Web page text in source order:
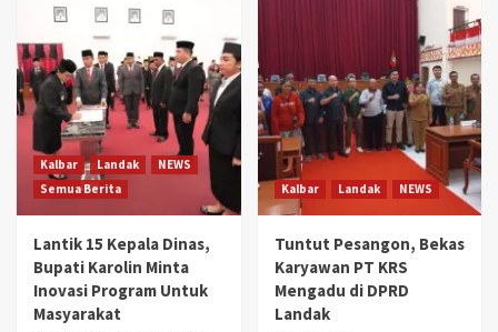
Kalbar Landak
NEWS
Semua Berita
Lantik 15 Kepala Dinas,
Bupati Karolin Minta
Inovasi Program Untuk
Masyarakat
Kalbar Landak NEWS
Tuntut Pesangon, Bekas
Karyawan PT KRS
Mengadu di DPRD
Landak